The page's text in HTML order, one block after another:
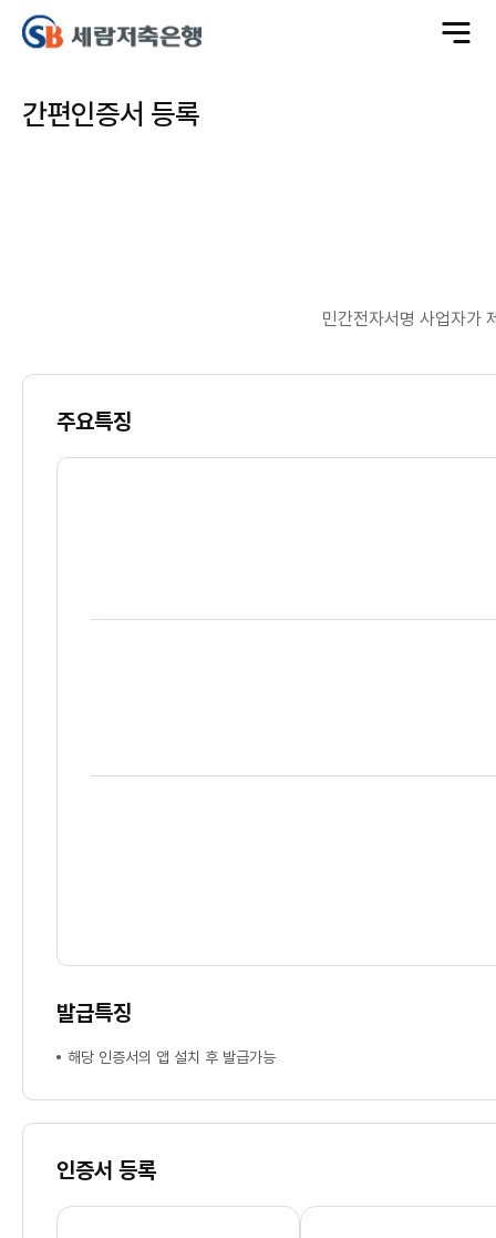
전
체
간편인증서 등록
민간전자서명 사업자가
주요특징
발급특징
해당 인증서의 앱 설치 후 발급가능
인증서 등록